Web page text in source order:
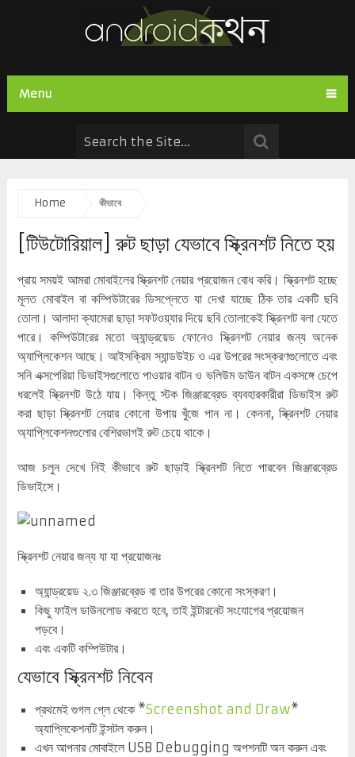
Menu
Home কীভাবে
[টিউটোরিয়াল] রুট ছাড়া যেভাবে স্ক্রিনশট নিতে হয়
প্রায় সময়ই আমরা মোবাইলের স্ক্রিনশট নেয়ার প্রয়োজন বোধ করি। স্ক্রিনশট হচ্ছে
মূলত মোবাইল বা কম্পিউটারের ডিসপ্লেতে যা দেখা যাচ্ছে ঠিক তার একটি ছবি
তোলা। আলাদা ক্যামেরা ছাড়া সফটওয়্যার দিয়ে ছবি তোলাকেই স্ক্রিনশট বলা যেতে
পারে। কম্পিউটারের মতো অ্যান্ড্রয়েড ফোনেও স্ক্রিনশট নেয়ার জন্য অনেক
অ্যাপ্লিকেশন আছে। আইসক্রিম স্যান্ডউইচ ও এর উপরের সংস্করণগুলোতে এবং
সনি এক্সপেরিয়া ডিভাইসগুলোতে পাওয়ার বাটন ও ভলিউম ডাউন বাটন একসঙ্গে চেপে
ধরলেই স্ক্রিনশট উঠে যায়। কিন্তু স্টক জিঞ্জারব্রেড ব্যবহারকারীরা ডিভাইস রুট
করা ছাড়া স্ক্রিনশট নেয়ার কোনো উপায় খুঁজে পান না। কেননা, স্ক্রিনশট নেয়ার
অ্যাপ্লিকেশনগুলোর বেশিরভাগই রুট চেয়ে থাকে।
আজ চলুন দেখে নিই কীভাবে রুট ছাড়াই স্ক্রিনশট নিতে পারবেন জিঞ্জারব্রেড
ডিভাইসে।
স্ক্রিনশট নেয়ার জন্য যা যা প্রয়োজনঃ
অ্যান্ড্রয়েড ২.৩ জিঞ্জারব্রেড বা তার উপরের কোনো সংস্করণ।
কিছু ফাইল ডাউনলোড করতে হবে, তাই ইন্টারনেট সংযোগের প্রয়োজন
পড়বে।
এবং একটি কম্পিউটার।
যেভাবে স্ক্রিনশট নিবেন
প্রথমেই গুগল প্লে থেকে *Screenshot and Draw*
অ্যাপ্লিকেশনটি ইন্সটল করুন।
এখন আপনার মোবাইলে USB Debugging অপশনটি অন করুন এবং